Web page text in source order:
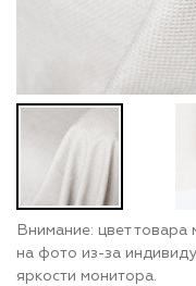
Внимание: цвет товара
на фото из-за
яркости монитора.